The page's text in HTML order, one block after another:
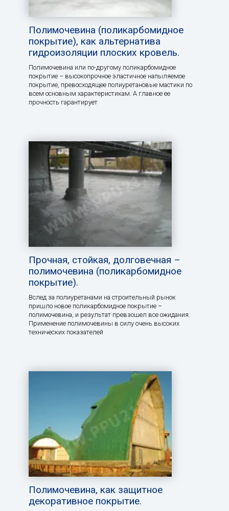
Полимочевина (поликарбомидное
покрытие), как альтернатива
гидроизоляции плоских кровель.
Полимочевина или по-другому поликарбомидное
покрытие – высокопрочное эластичное напыляемое
покрытие, превосходящее полиуретановые мастики по
всем основным характеристикам. А главное ее
прочность гарантирует
Прочная, стойкая, долговечная –
полимочевина (поликарбомидное
покрытие).
Вслед за полиуретанами на строительный рынок
пришло новое поликарбомидное покрытие –
полимочевина, и результат превзошел все ожидания.
Применение полимочевины в силу очень высоких
технических показателей
Полимочевина, как защитное
декоративное покрытие.